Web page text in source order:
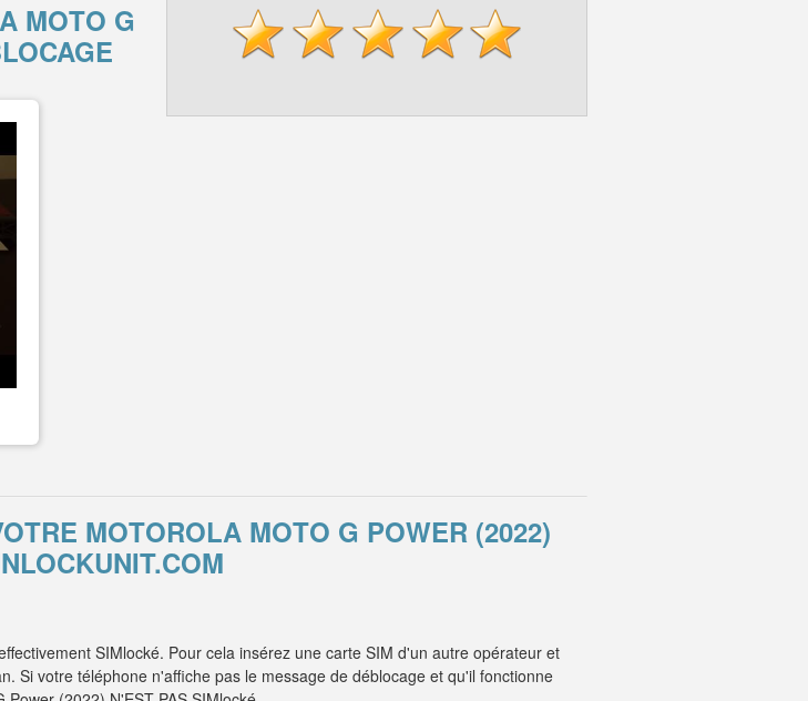
MOTO G
MOTOROLA MOTO G POWER (2022)
SIMlocké. Pour cela insérez une carte SIM d'un autre opérateur et
Si votre téléphone n'affiche pas le message de déblocage et qu'il fonctionne